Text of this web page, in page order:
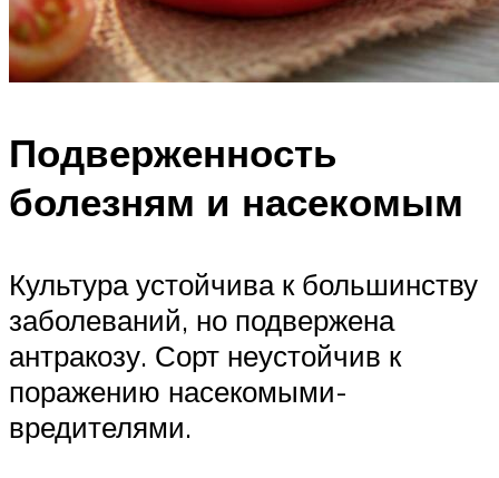
Подверженность
болезням и насекомым
Культура устойчива к большинству
заболеваний, но подвержена
антракозу. Сорт неустойчив к
поражению насекомыми-
вредителями.